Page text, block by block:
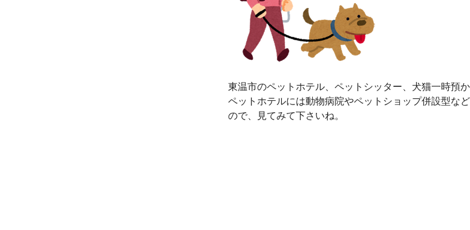
東温市のペットホテル、ペットシッター、犬猫一時預
ペットホテルには動物病院やペットショップ併設型な
ので、見てみて下さいね。